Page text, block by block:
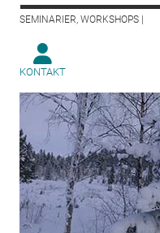
SEMINARIER, WORKSHOPS |
KONTAKT